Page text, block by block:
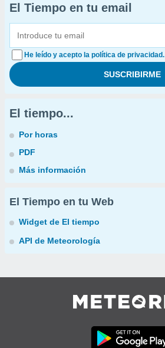
El Tiempo en tu email
He leído y acepto la política de privacidad.
El tiempo...
Por horas
PDF
Más información
El Tiempo en tu Web
Widget de El tiempo
API de Meteorología